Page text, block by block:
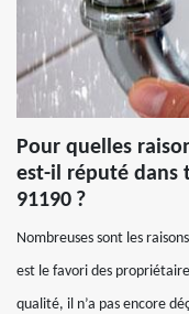
Pour quelles
est-il réputé dans
91190 ?
Nombreuses sont les
est le favori des
qualité, il n’a pas encore